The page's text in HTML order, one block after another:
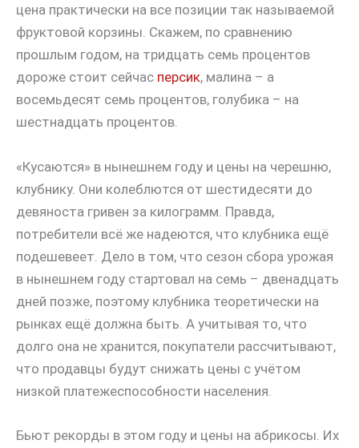
цена практически на все позиции так называемой
фруктовой корзины. Скажем, по сравнению
прошлым годом, на тридцать семь процентов
дороже стоит сейчас персик, малина – а
восемьдесят семь процентов, голубика – на
шестнадцать процентов.
«Кусаются» в нынешнем году и цены на черешню,
клубнику. Они колеблются от шестидесяти до
девяноста гривен за килограмм. Правда,
потребители всё же надеются, что клубника ещё
подешевеет. Дело в том, что сезон сбора урожая
в нынешнем году стартовал на семь – двенадцать
дней позже, поэтому клубника теоретически на
рынках ещё должна быть. А учитывая то, что
долго она не хранится, покупатели рассчитывают,
что продавцы будут снижать цены с учётом
низкой платежеспособности населения.
Бьют рекорды в этом году и цены на абрикосы. Их